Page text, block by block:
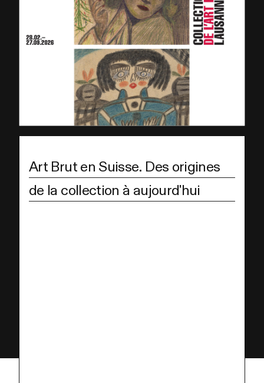
Art Brut en Suisse. Des origines
de la collection à aujourd'hui